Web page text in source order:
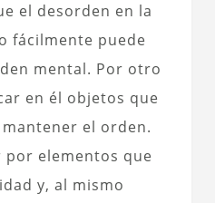
el desorden en la
fácilmente puede
mental. Por otro
en él objetos que
el orden.
por elementos que
y, al mismo